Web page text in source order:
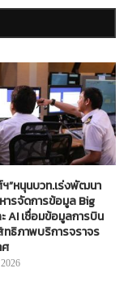
”หนุนบวท.เร่งพัฒนา
ารจัดการข้อมูล Big
AI เชื่อมข้อมูลการบิน
ทธิภาพบริการจราจร
ศ